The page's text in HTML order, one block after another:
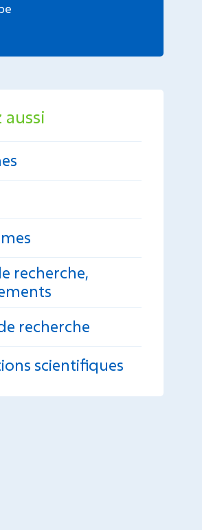
aussi
recherche,
recherche
scientifiques